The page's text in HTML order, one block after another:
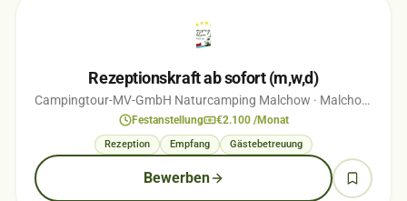
Rezeptionskraft ab sofort (m,w,d)
Campingtour-MV-GmbH Naturcamping Malchow · Malchow, Kreis Mecklenburgische Seenplatte
Festanstellung €2.100 /Monat
Rezeption Empfang Gästebetreuung
Bewerben